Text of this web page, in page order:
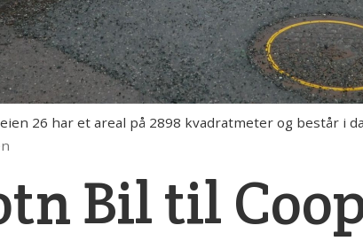
26 har et areal på 2898 kvadratmeter og består i
Bil til